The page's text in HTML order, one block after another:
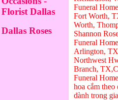
Funeral
Fort Worth,
Worth,
Shannon
Funeral
Arlington,
Northwest
Branch,
Funeral
hoa cắm
dành trong
Florist Dallas
Dallas Roses